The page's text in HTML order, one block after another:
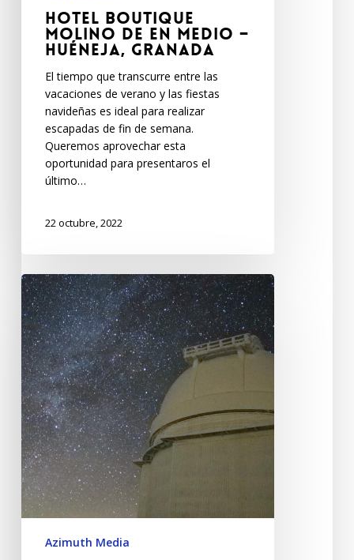
Hotel Boutique
Molino de En medio –
Huéneja, Granada
El tiempo que transcurre entre las
vacaciones de verano y las fiestas
navideñas es ideal para realizar
escapadas de fin de semana.
Queremos aprovechar esta
oportunidad para presentaros el
último…
22 octubre, 2022
Azimuth Media